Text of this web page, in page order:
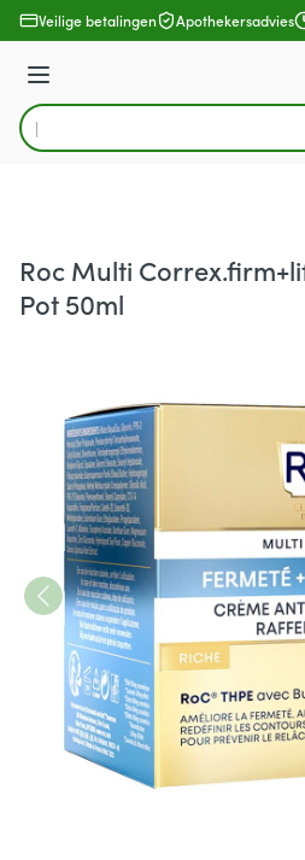
Ga naar de inhoud
Veilige betalingen Apothekersadvies
Menu
Product, merk, categorie...
Roc Multi
Pot 50ml